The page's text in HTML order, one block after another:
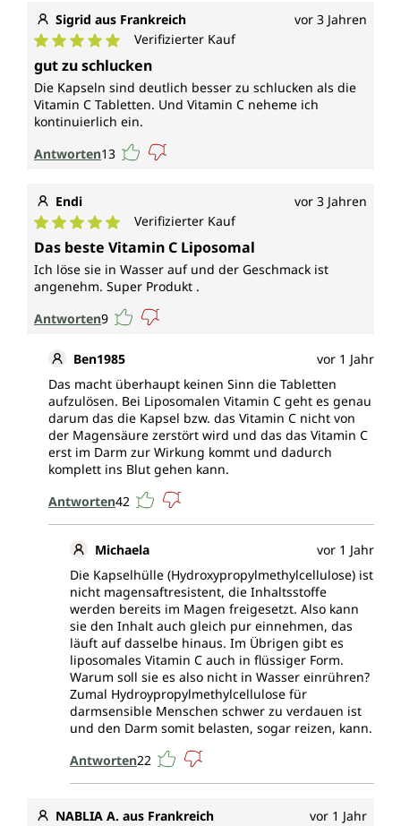
Sigrid aus Frankreich vor 3 Jahren
Durchschnittliche Bewertung von 5 von 5 Sternen
Verifizierter Kauf
gut zu schlucken
Die Kapseln sind deutlich besser zu schlucken als die
Vitamin C Tabletten. Und Vitamin C neheme ich
kontinuierlich ein.
Antworten13
Endi vor 3 Jahren
Durchschnittliche Bewertung von 5 von 5 Sternen
Verifizierter Kauf
Das beste Vitamin C Liposomal
Ich löse sie in Wasser auf und der Geschmack ist
angenehm. Super Produkt .
Antworten9
Ben1985
vor 1 Jahr
Das macht überhaupt keinen Sinn die Tabletten
aufzulösen. Bei Liposomalen Vitamin C geht es genau
darum das die Kapsel bzw. das Vitamin C nicht von
der Magensäure zerstört wird und das das Vitamin C
erst im Darm zur Wirkung kommt und dadurch
komplett ins Blut gehen kann.
Antworten42
Michaela
vor 1 Jahr
Die Kapselhülle (Hydroxypropylmethylcellulose) ist
nicht magensaftresistent, die Inhaltsstoffe
werden bereits im Magen freigesetzt. Also kann
sie den Inhalt auch gleich pur einnehmen, das
läuft auf dasselbe hinaus. Im Übrigen gibt es
liposomales Vitamin C auch in flüssiger Form.
Warum soll sie es also nicht in Wasser einrühren?
Zumal Hydroypropylmethylcellulose für
darmsensible Menschen schwer zu verdauen ist
und den Darm somit belasten, sogar reizen, kann.
Antworten22
NABLIA A. aus Frankreich vor 1 Jahr